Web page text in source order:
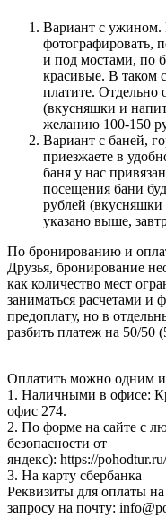
Вариант с ужином.
фотографировать,
и под мостами, по
красивые. В таком
платите. Отдельно
(вкусняшки и
желанию 100-150
Вариант с баней,
приезжаете в
баня у нас
посещения бани
рублей
указано выше,
По бронированию и
Друзья, бронирование
как количество мест
заниматься расчетами и
предоплату, но в
разбить платеж на 50/50
Оплатить можно одним
1. Наличными в офисе:
офис 274.
2. По форме на сайте с
безопасности от
яндекс): https://
3. На карту сбербанка
Реквизиты для оплаты
запросу на почту: